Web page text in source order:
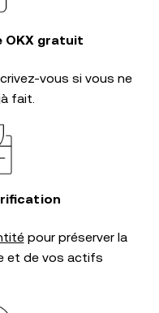
OKX gratuit
vous si vous ne
fait.
pour préserver la
et de vos actifs